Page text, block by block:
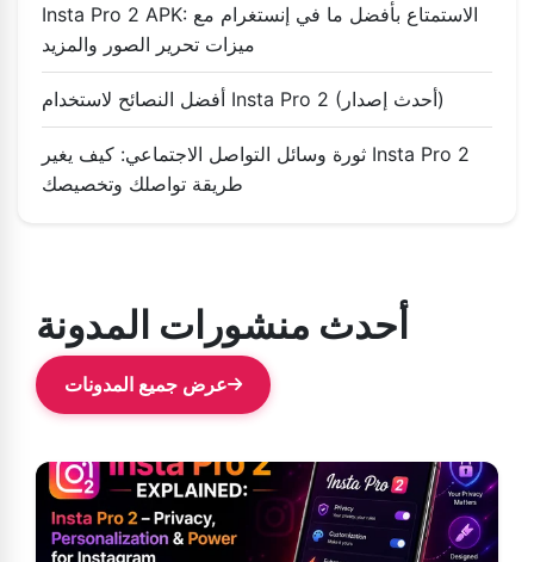
Insta Pro 2 APK: الاستمتاع بأفضل ما في إنستغرام مع
ميزات تحرير الصور والمزيد
أفضل النصائح لاستخدام Insta Pro 2 (أحدث إصدار)
ثورة وسائل التواصل الاجتماعي: كيف يغير Insta Pro 2
طريقة تواصلك وتخصيصك
أحدث منشورات المدونة
عرض جميع المدونات